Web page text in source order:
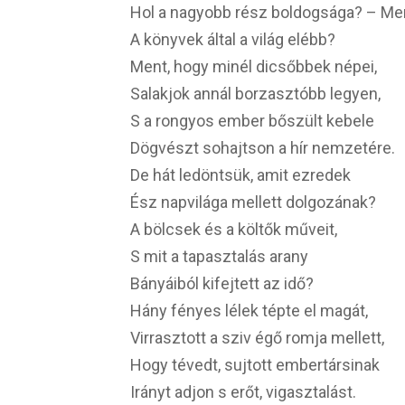
Hol a nagyobb rész boldogsága? –
A könyvek által a világ elébb?
Ment, hogy minél dicsőbbek népei,
Salakjok annál borzasztóbb legyen,
S a rongyos ember bőszült kebele
Dögvészt sohajtson a hír nemzetére.
De hát ledöntsük, amit ezredek
Ész napvilága mellett dolgozának?
A bölcsek és a költők műveit,
S mit a tapasztalás arany
Bányáiból kifejtett az idő?
Hány fényes lélek tépte el magát,
Virrasztott a sziv égő romja mellett,
Hogy tévedt, sujtott embertársinak
Irányt adjon s erőt, vigasztalást.